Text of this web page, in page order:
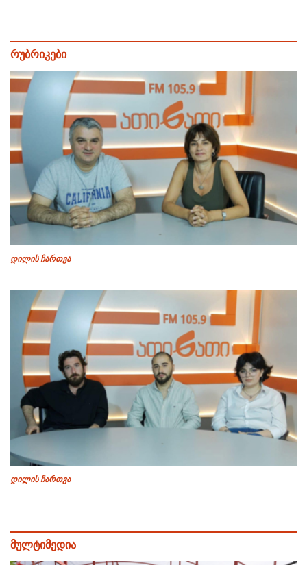
რუბრიკები
დილის ჩართვა
დილის ჩართვა
მულტიმედია